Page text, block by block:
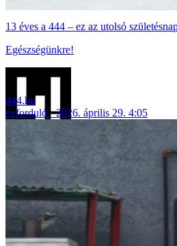
13 éves a 444 – ez az utolsó
Egészségünkre!
444.hu
évforduló
2026. április 29. 4:05